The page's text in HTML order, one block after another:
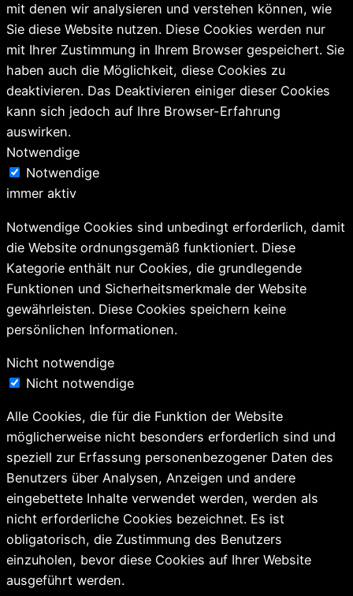
mit denen wir analysieren und verstehen können, wie
Sie diese Website nutzen. Diese Cookies werden nur
mit Ihrer Zustimmung in Ihrem Browser gespeichert. Sie
haben auch die Möglichkeit, diese Cookies zu
deaktivieren. Das Deaktivieren einiger dieser Cookies
kann sich jedoch auf Ihre Browser-Erfahrung
auswirken.
Notwendige
Notwendige
immer aktiv
Notwendige Cookies sind unbedingt erforderlich, damit
die Website ordnungsgemäß funktioniert. Diese
Kategorie enthält nur Cookies, die grundlegende
Funktionen und Sicherheitsmerkmale der Website
gewährleisten. Diese Cookies speichern keine
persönlichen Informationen.
Nicht notwendige
Nicht notwendige
Alle Cookies, die für die Funktion der Website
möglicherweise nicht besonders erforderlich sind und
speziell zur Erfassung personenbezogener Daten des
Benutzers über Analysen, Anzeigen und andere
eingebettete Inhalte verwendet werden, werden als
nicht erforderliche Cookies bezeichnet. Es ist
obligatorisch, die Zustimmung des Benutzers
einzuholen, bevor diese Cookies auf Ihrer Website
ausgeführt werden.